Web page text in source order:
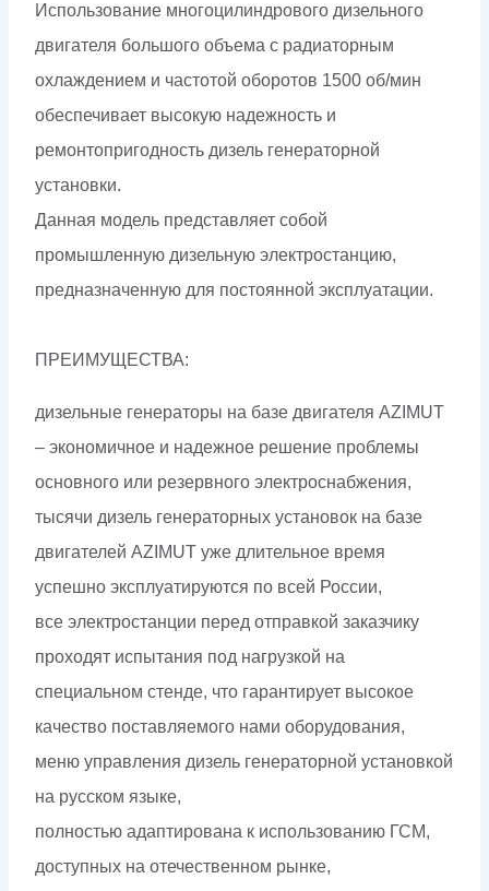
Использование многоцилиндрового дизельного
двигателя большого объема с радиаторным
охлаждением и частотой оборотов 1500 об/мин
обеспечивает высокую надежность и
ремонтопригодность дизель генераторной
установки.
Данная модель представляет собой
промышленную дизельную электростанцию,
предназначенную для постоянной эксплуатации.
ПРЕИМУЩЕСТВА:
дизельные генераторы на базе двигателя AZIMUT
– экономичное и надежное решение проблемы
основного или резервного электроснабжения,
тысячи дизель генераторных установок на базе
двигателей AZIMUT уже длительное время
успешно эксплуатируются по всей России,
все электростанции перед отправкой заказчику
проходят испытания под нагрузкой на
специальном стенде, что гарантирует высокое
качество поставляемого нами оборудования,
меню управления дизель генераторной установкой
на русском языке,
полностью адаптирована к использованию ГСМ,
доступных на отечественном рынке,